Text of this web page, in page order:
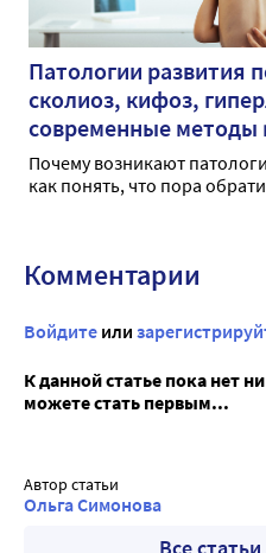
Патологии развития
сколиоз, кифоз,
современные методы
Почему возникают
как понять, что пора
Комментарии
Войдите или
К данной статье пока нет
можете стать первым...
Автор статьи
Ольга Симонова
Все